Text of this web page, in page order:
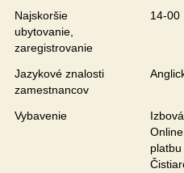
Najskoršie
ubytovanie,
zaregistrovanie
14-00
Jazykové znalosti
zamestnancov
Vybavenie